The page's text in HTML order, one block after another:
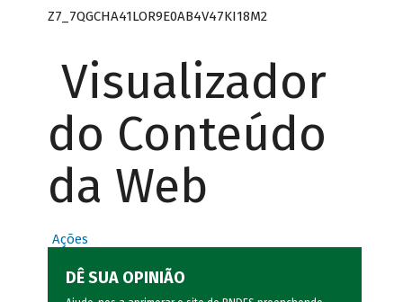
Z7_7QGCHA41LOR9E0AB4V47KI18M2
Visualizador
do Conteúdo
da Web
Ações
DÊ SUA OPINIÃO